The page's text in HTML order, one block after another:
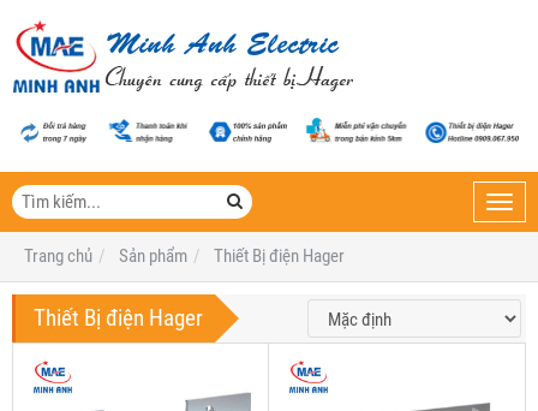
Trang chủ
Sản phẩm Thiết Bị điện Hager
Thiết Bị điện Hager